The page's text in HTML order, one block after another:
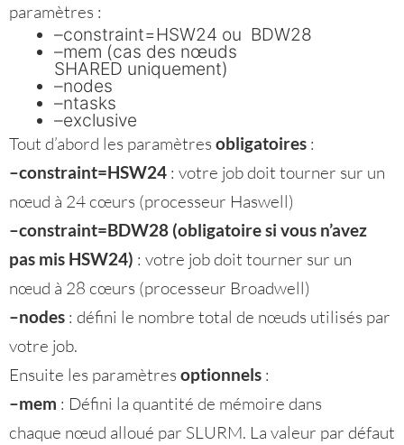
paramètres :
–constraint=HSW24 ou BDW28
–mem (cas des nœuds
SHARED uniquement)
–nodes
–ntasks
–exclusive
Tout d’abord les paramètres obligatoires :
–constraint=HSW24 : votre job doit tourner sur un
nœud à 24 cœurs (processeur Haswell)
–constraint=BDW28 (obligatoire si vous n’avez
pas mis HSW24) : votre job doit tourner sur un
nœud à 28 cœurs (processeur Broadwell)
–nodes : défini le nombre total de nœuds utilisés par
votre job.
Ensuite les paramètres optionnels :
–mem : Défini la quantité de mémoire dans
chaque nœud alloué par SLURM. La valeur par défaut